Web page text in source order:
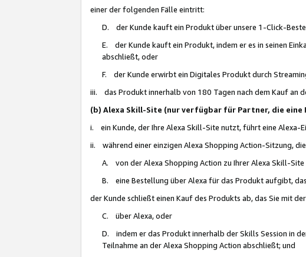
einer der folgenden Fälle eintritt:
D. der Kunde kauft ein Produkt über unsere 1-Click-
E. der Kunde kauft ein Produkt, indem er es in seinen
abschließt, oder
F. der Kunde erwirbt ein Digitales Produkt durch
iii. das Produkt innerhalb von 180 Tagen nach dem Kauf an
(b) Alexa Skill-Site (nur verfügbar für Partner, die eine
i. ein Kunde, der Ihre Alexa Skill-Site nutzt, führt eine Alexa-
ii. während einer einzigen Alexa Shopping Action-Sitzung,
A. von der Alexa Shopping Action zu Ihrer Alexa Skill-
B. eine Bestellung über Alexa für das Produkt aufgibt,
der Kunde schließt einen Kauf des Produkts ab, das Sie mit
C. über Alexa, oder
D. indem er das Produkt innerhalb der Skills Session in
Teilnahme an der Alexa Shopping Action abschließt; und